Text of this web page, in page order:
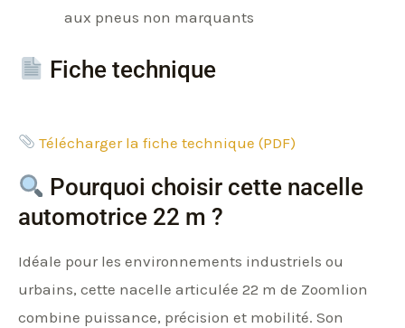
aux pneus non marquants
Fiche technique
Télécharger la fiche technique (PDF)
Pourquoi choisir cette nacelle
automotrice 22 m ?
Idéale pour les environnements industriels ou
urbains, cette nacelle articulée 22 m de Zoomlion
combine puissance, précision et mobilité. Son